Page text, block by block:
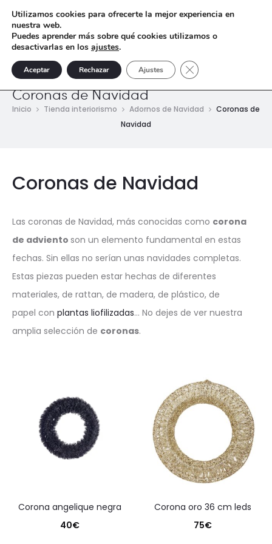
Coronas de Navidad
Inicio Tienda interiorismo Adornos de Navidad
Coronas de
Navidad
Coronas de Navidad
Las coronas de Navidad, más conocidas como corona
de adviento son un elemento fundamental en estas
fechas. Sin ellas no serían unas navidades completas.
Estas piezas pueden estar hechas de diferentes
materiales, de rattan, de madera, de plástico, de
papel con plantas liofilizadas… No dejes de ver nuestra
amplia selección de coronas.
corona angelique negra
40€
corona oro 36 cm leds
75€
Utilizamos cookies para ofrecerte la mejor experiencia en
nuestra web.
Puedes aprender más sobre qué cookies utilizamos o
desactivarlas en los ajustes.
Aceptar Rechazar Ajustes Cerrar el banner de